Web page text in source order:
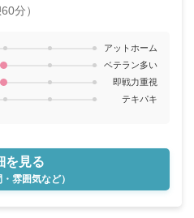
分）
アットホーム
ベテラン多い
即戦力重視
テキパキ
を見る
・雰囲気など）